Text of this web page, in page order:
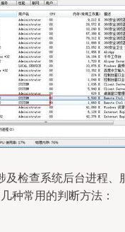
检查系统后台进程
种常用的判断方法：